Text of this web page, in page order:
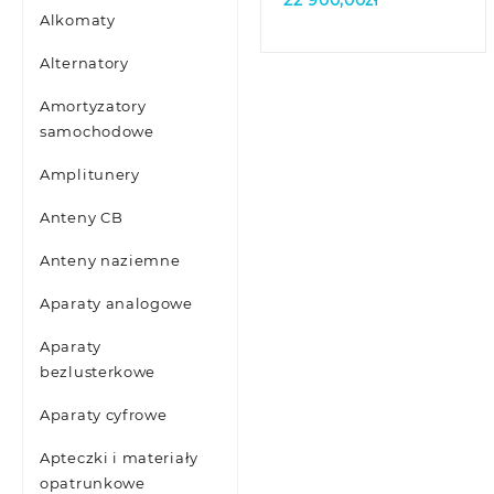
Alkomaty
Alternatory
Amortyzatory
samochodowe
Amplitunery
Anteny CB
Anteny naziemne
Aparaty analogowe
Aparaty
bezlusterkowe
Aparaty cyfrowe
Apteczki i materiały
opatrunkowe